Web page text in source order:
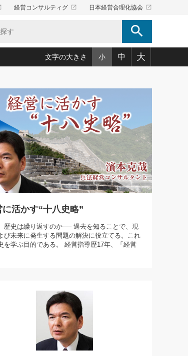
経営コンサルティグ launch 日本経営合理化協会 launch
search
り」
もっとみる
入
配りの達人(127)
手(203)
の好機(38)
き方」(86)
に学ぶ経営学(132)
」(32)
社長のための「か・ら・だマネジメント」
方に！新・仕事術(180)
方(32)
礎レッスン(12)
べき今月の4冊(88)
術(162)
ジネスに学ぶ心理学(98)
ぞ！"本物の温泉"』(157)
通信」著者インタビュー(44)
見聞録 経営ニュース(100)
の経営無形庵(けいえいむぎょうあん)(166)
ナー情報局(1)
着眼点 牟田太陽(76)
いて学ぼう 実学・耳学・磨く「ミミガク」のすすめ
文字の大きさ 小 中 大
に活かす“十八史略”
歴史は繰り返すのか── 過去を知ることで、現
び未来に発生する問題の解決に役立てる。これ
を学ぶ目的である。 経営指導歴17年、「経営